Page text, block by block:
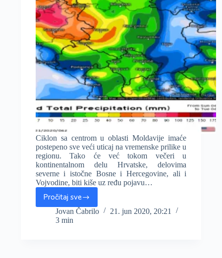
Ciklon sa centrom u oblasti Moldavije imaće
postepeno sve veći uticaj na vremenske prilike u
regionu. Tako će već tokom večeri u
kontinentalnom delu Hrvatske, delovima
severne i istočne Bosne i Hercegovine, ali i
Vojvodine, biti kiše uz ređu pojavu…
Pročitaj sve
U
narednih
48
Jovan Čabrilo
21. jun 2020, 20:21
3 min